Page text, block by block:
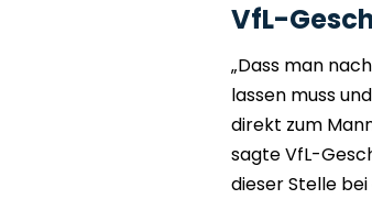
VfL-
„Dass man
lassen muss
direkt zum
sagte VfL-
dieser Stelle